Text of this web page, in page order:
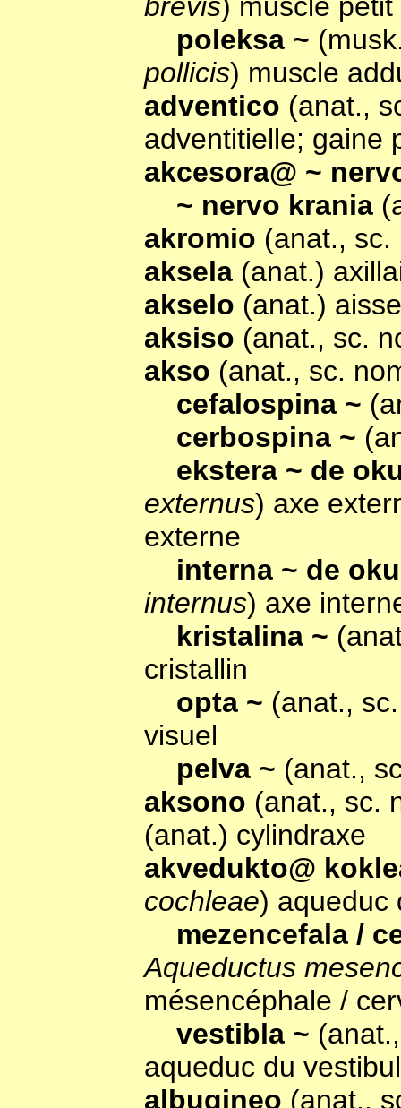
poleksa ~
pollicis) muscle
adventico (anat.,
adventitielle; gaine
akcesora@ ~
~ nervo krania
akromio (anat.,
aksela (anat.)
akselo (anat.)
aksiso (anat., sc.
akso (anat., sc.
cefalospina ~
cerbospina ~
ekstera ~ de
externus) axe
externe
interna ~ de
internus) axe
kristalina ~
cristallin
opta ~ (anat.,
visuel
pelva ~ (anat.,
aksono (anat., sc.
(anat.) cylindraxe
akvedukto@
cochleae) aqueduc
mezencefala /
Aqueductus
mésencéphale /
vestibla ~
aqueduc du
albugineo (anat.,